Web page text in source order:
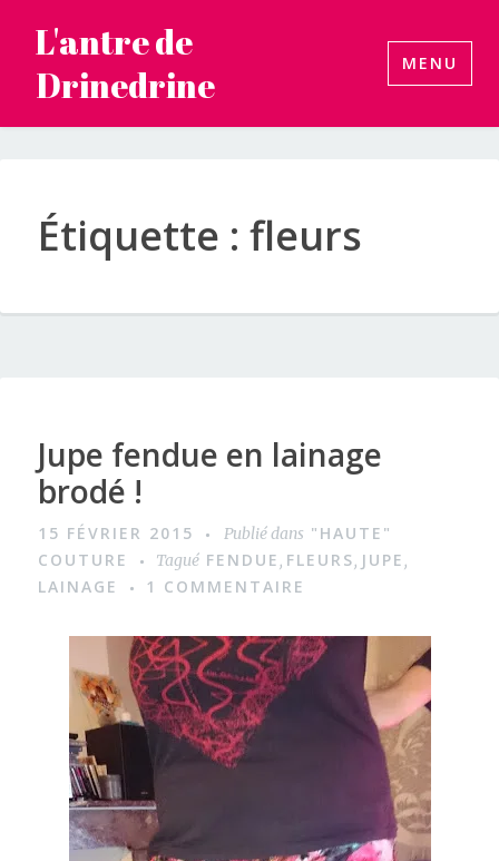
contenu
L'antre de
Drinedrine
MENU
Étiquette :fleurs
Jupe fendue en lainage
brodé !
15 FÉVRIER 2015 Publié dans "HAUTE"
COUTURE
Tagué FENDUE, FLEURS, JUPE,
LAINAGE 1 COMMENTAIRE